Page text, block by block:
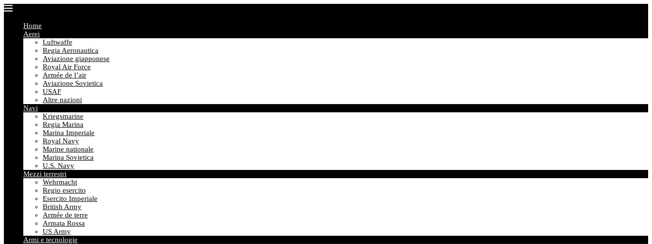
Home
Aerei
Luftwaffe
Regia Aeronautica
Aviazione giapponese
Royal Air Force
Armée de l’air
Aviazione Sovietica
USAF
Altre nazioni
Navi
Kriegsmarine
Regia Marina
Marina Imperiale
Royal Navy
Marine nationale
Marina Sovietica
U.S. Navy
Mezzi terrestri
Wehrmacht
Regio esercito
Esercito Imperiale
British Army
Armée de terre
Armata Rossa
US Army
Armi e tecnologie